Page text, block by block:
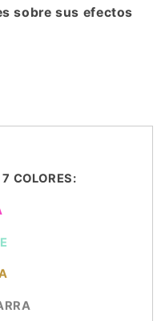
sobre sus efectos
COLORES: